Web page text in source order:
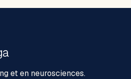
et en neurosciences.